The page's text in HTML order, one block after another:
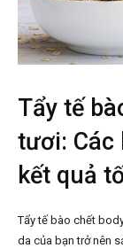
Tẩy tế
tươi: Các
kết quả
Tẩy tế bào chết
da của bạn trở nên